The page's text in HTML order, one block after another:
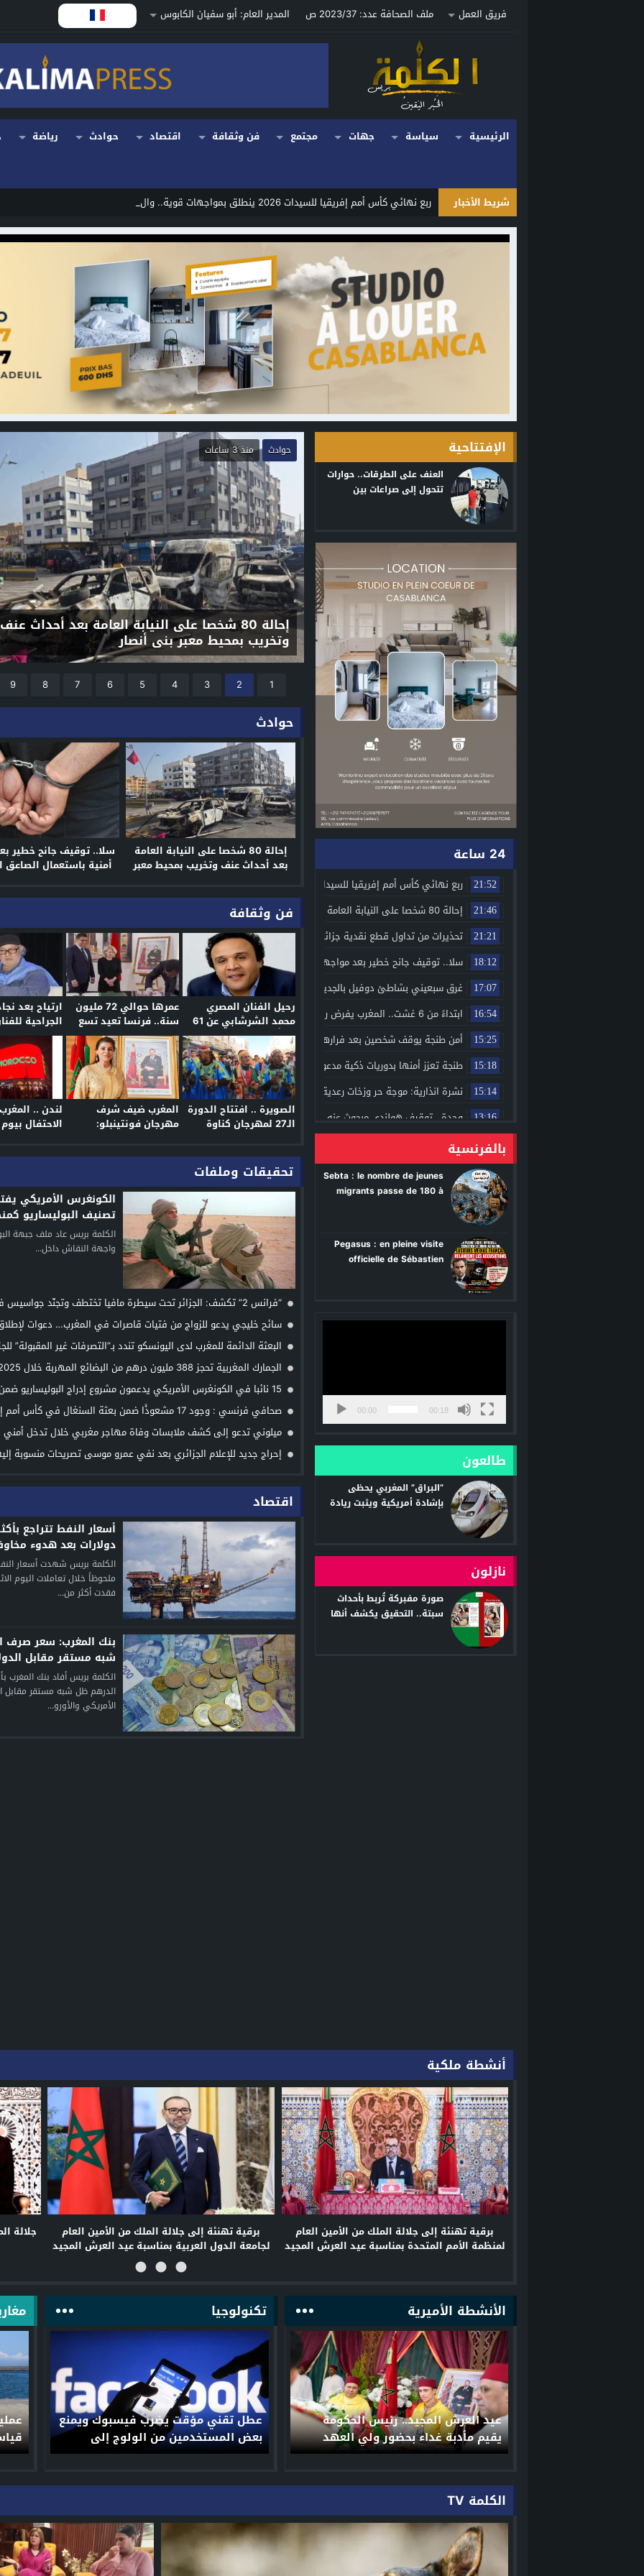
فريق العمل ملف الصحافة عدد: 2023/37 ص المدير العام: أبو سفيان الكابوس
الرئيسية سياسة جهات مجتمع فن وثقافة اقتصاد حوادث رياضة
شريط الأخبار
ربع نهائي كأس أمم إفريقيا للسيدات 2026 ينطلق بمواجهات قوية.. والمنتخب المغربي ي _
Stop
Next
إحالة 80 شخصا على النيابة العامة بعد أحداث عنف
وتخريب بمحيط معبر بني أنصار
حوادث منذ 3 ساعات
1
2
3
4
5
6
7
8
9
حوادث
إحالة 80 شخصا على النيابة العامة
بعد أحداث عنف وتخريب بمحيط معبر
سلا.. توقيف جانح خطير
أمنية باستعمال الصاعق
فن وثقافة
رحيل الفنان المصري
محمد الشرشابي عن 61
عاماً بعد مسيرة حافلة
في التمثيل
عمرها حوالي 72 مليون
سنة.. فرنسا تعيد تسع
مستحاثات مغربية عبارة
عن أسنان الديناصورات
ارتياح بعد
الجراحية
السيد..
الغيوان”
الصويرة .. افتتاح الدورة
الـ27 لمهرجان كناوة
استعراضي مميز
المغرب ضيف شرف
مهرجان فونتينبلو:
وقيم التعايش
لندن ..
الاحتفال
تحقيقات وملفات
الكونغرس الأمريكي
تصنيف البوليساريو
إرهابية
الكلمة بريس عاد ملف جبهة
واجهة النقاش داخل...
إحراج جديد للإعلام الجزائري بعد نفي عمرو موسى تصريحات منسوبة
ميلوني تدعو إلى كشف ملابسات وفاة مهاجر مغربي خلال تدخل أمني
صحافي فرنسي : وجود 17 مشعوذًا ضمن بعثة السنغال في كأس
2025
15 نائبا في الكونغرس الأمريكي يدعمون مشروع إدراج البوليساريو
المنظمات الإرهابية
الجمارك المغربية تحجز 388 مليون درهم من البضائع المهربة خلال 2025
البعثة الدائمة للمغرب لدى اليونسكو تندد بـ”التصرفات غير المقبولة”
أسبوع إفريقيا
سائح خليجي يدعو للزواج من فتيات قاصرات في المغرب… دعوات
وقائية عاجلة
“فرانس 2” تكشف: الجزائر تحت سيطرة مافيا تختطف وتجنّد جواسيس في فرنسا
اقتصاد
دولارات بعد هدوء
الإمدادات العالمية
الكلمة بريس شهدت أسعار
ملحوظاً خلال تعاملات اليوم
فقدت أكثر من...
بنك المغرب: سعر صرف
شبه مستقر مقابل
الكلمة بريس أفاد بنك المغرب
الدرهم ظل شبه مستقر مقابل
الأمريكي والأورو...
الإفتتاحية
العنف على الطرقات.. حوارات
تتحول إلى صراعات بين
24 ساعة
21:52 ربع نهائي كأس أمم إفريقيا للسيدات 2026 ينطلق بمواجهات قوية.. والمنتخب المغربي يواجه جنوب إفريقيا
21:46 إحالة 80 شخصا على النيابة العامة بعد أحداث عنف وتخريب بمحيط معبر بني أنصار
21:21 تحذيرات من تداول قطع نقدية جزائرية على أنها عملات مغربية.. دعوات للتأكد قبل القبول
18:12 سلا.. توقيف جانح خطير بعد مواجهة أمنية باستعمال الصاعق الكهربائي
17:07 غرق سبعيني بشاطئ دوفيل بالجديدة والسلطات تفتح تحقيقاً
16:54 ابتداءً من 6 غشت.. المغرب يفرض رخصة مسبقة لاستيراد البطاطس المجمّدة الموجهة للقلي
15:25 أمن طنجة يوقف شخصين بعد فرارهما من محطة وقود دون أداء ثمن المحروقات
15:18 طنجة تعزز أمنها بدوريات ذكية مدعومة بالذكاء الاصطناعي لرصد الجريمة وتحسين سرعة التدخل
15:14 نشرة انذارية: موجة حر وزخات رعدية مع تساقط البرد وهبات رياح من الجمعة إلى الأحد
13:16 وجدة.. توقيف هولندي مبحوث عنه دوليا في قضايا المخدرات والعنف
11:08 عودة ظهور جبهة FLNC في كورسيكا تثير الجدل وتعيد ملف الانفصال إلى الواجهة
10:50 حفل زفاف بسوق السبت ينتهي بفاجعة.. مقتل شاب وإصابة ثلاثة أشخاص في شجار دموي
10:44 بوريطة يمثل جلالة الملك في حفل تنصيب الرئيس الكولومبي الجديد
10:38 مكناس.. العثور على جثة شخص داخل مرحاض مقهى يستنفر السلطات
03:26 حريق غابة تايدة بصفرو.. تعبئة مكثفة وطائرات كنادير تواصل محاصرة النيران
بالفرنسية
Sebta : le nombre de jeunes
migrants passe de 180 à
Pegasus : en pleine visite
officielle de Sébastien
مشغل
00:00 00:18
طالعون
“البراق” المغربي يحظى
بإشادة أمريكية ويثبت ريادة
نازلون
صورة مفبركة تُربط بأحداث
سبتة.. التحقيق يكشف أنها
أنشطة ملكية
برقية تهنئة إلى جلالة الملك من الأمين العام
لمنظمة الأمم المتحدة بمناسبة عيد العرش المجيد
برقية تهنئة إلى جلالة الملك من الأمين العام
لجامعة الدول العربية بمناسبة عيد العرش المجيد
جلالة
الأنشطة الأميرية
عيد العرش المجيد.. رئيس الحكومة
يقيم مأدبة غداء بحضور ولي العهد
الأمير مولاي الحسن والأمير مولاي رشيد
تكنولوجيا
عطل تقني مؤقت يضرب فيسبوك ويمنع
بعض المستخدمين من الولوج إلى
حساباتهم
الكلمة TV